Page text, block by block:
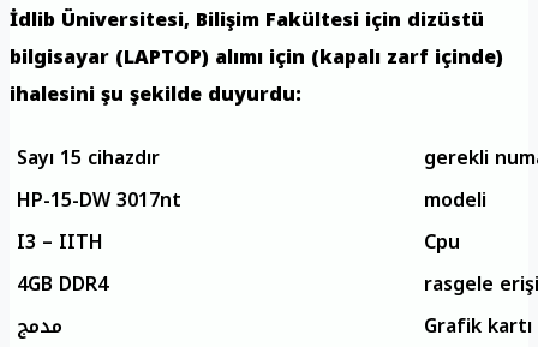
İdlib Üniversitesi, Bilişim Fakültesi için dizüstü
bilgisayar (LAPTOP) alımı için (kapalı zarf içinde)
ihalesini şu şekilde duyurdu:
Sayı 15 cihazdır
gerekli
HP-15-DW 3017nt
modeli
I3 – IITH
Cpu
4GB DDR4
rasgele
مدمج
Grafik kartı